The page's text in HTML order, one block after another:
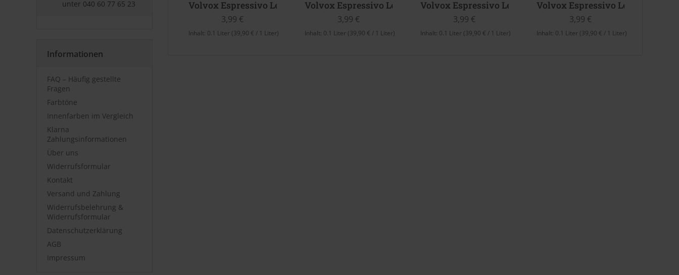
unter 040 60 77 65 23
Informationen
FAQ – Häufig gestellte
Fragen
Farbtöne
Innenfarben im Vergleich
Klarna
Zahlungsinformationen
Über uns
Widerrufsformular
Kontakt
Versand und Zahlung
Widerrufsbelehrung &
Widerrufsformular
Datenschutzerklärung
AGB
Impressum
Volvox Espressivo Lehmfarbe (Mont Blanc)
3,99 €
Inhalt: 0.1 Liter (39,90 € / 1 Liter)
Volvox Espressivo Lehmfarbe (Amba Donga)
3,99 €
Inhalt: 0.1 Liter (39,90 € / 1 Liter)
Volvox Espressivo Lehmfarbe (cordoba blue)
3,99 €
Inhalt: 0.1 Liter (39,90 € / 1 Liter)
Volvox Espressivo Lehmfarbe
3,99 €
Inhalt: 0.1 Liter (39,90 € / 1 Liter)